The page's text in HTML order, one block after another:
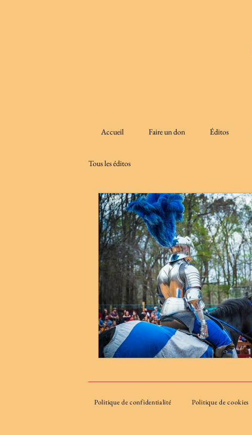
Accueil Faire un don Éditos
Tous les éditos
Politique de confidentialité Politique de cookies